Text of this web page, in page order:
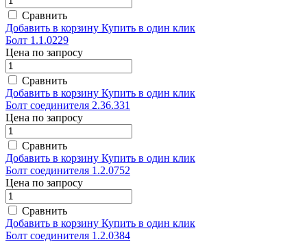
Сравнить
Добавить в корзину Купить в один клик
Болт 1.1.0229
Цена по запросу
Сравнить
Добавить в корзину Купить в один клик
Болт соединителя 2.36.331
Цена по запросу
Сравнить
Добавить в корзину Купить в один клик
Болт соединителя 1.2.0752
Цена по запросу
Сравнить
Добавить в корзину Купить в один клик
Болт соединителя 1.2.0384